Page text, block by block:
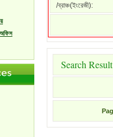
অফিস
/ব্রাঞ্চ(ইংরেজী):
Search Result